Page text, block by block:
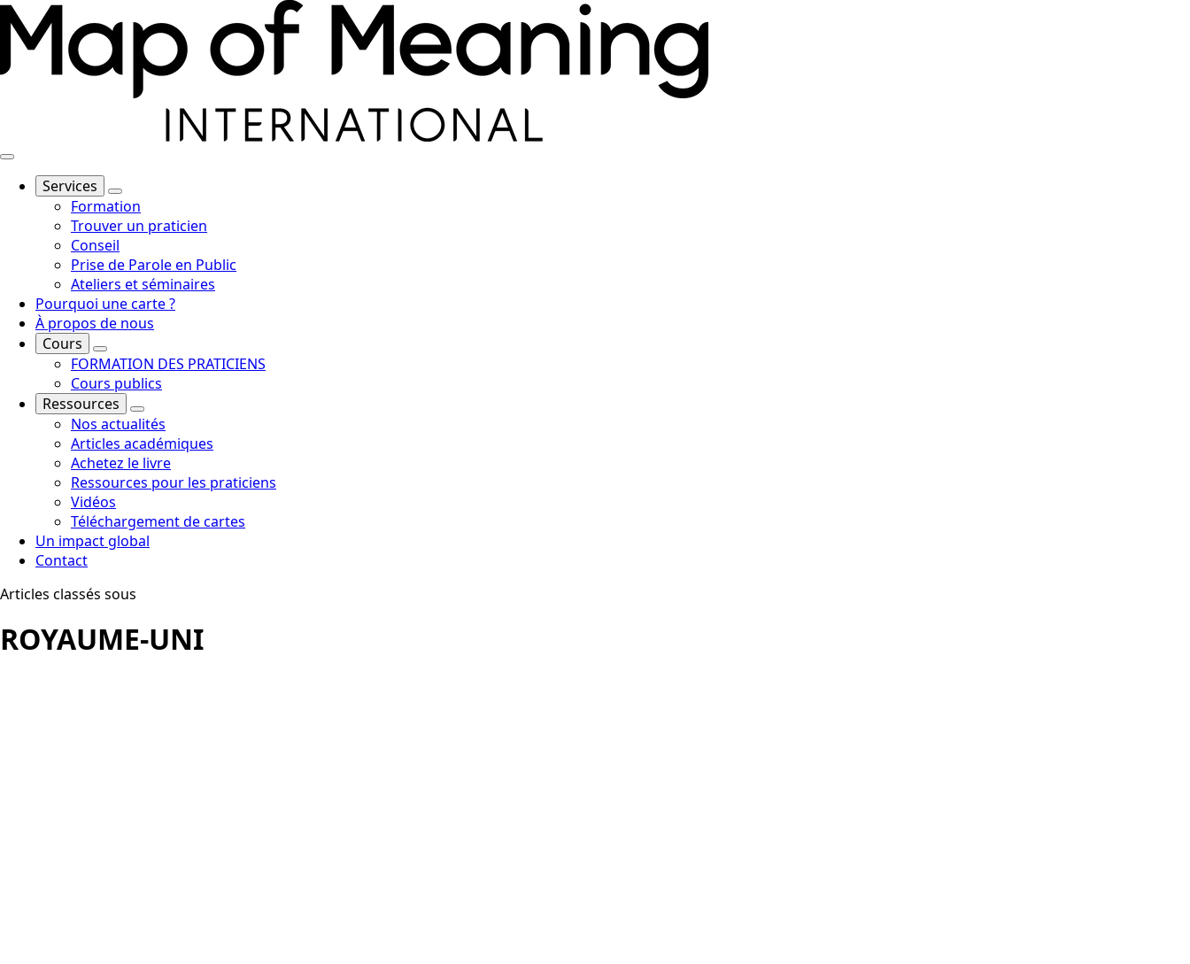
Services
Formation
Trouver un praticien
Conseil
Prise de Parole en Public
Ateliers et séminaires
Pourquoi une carte ?
À propos de nous
Cours
FORMATION DES PRATICIENS
Cours publics
Ressources
Nos actualités
Articles académiques
Achetez le livre
Ressources pour les praticiens
Vidéos
Téléchargement de cartes
Un impact global
Contact
Articles classés sous
ROYAUME-UNI